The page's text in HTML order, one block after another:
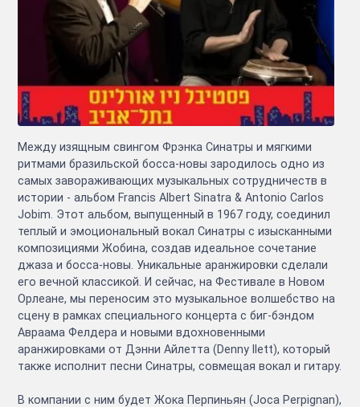
Между изящным свингом Фрэнка Синатры и мягкими
ритмами бразильской босса-новы зародилось одно из
самых завораживающих музыкальных сотрудничеств в
истории - альбом Francis Albert Sinatra & Antonio Carlos
Jobim. Этот альбом, выпущенный в 1967 году, соединил
теплый и эмоциональный вокал Синатры с изысканными
композициями Жобина, создав идеальное сочетание
джаза и босса-новы. Уникальные аранжировки сделали
его вечной классикой. И сейчас, на Фестивале в Новом
Орлеане, мы переносим это музыкальное волшебство на
сцену в рамках специального концерта с биг-бэндом
Авраама Фелдера и новыми вдохновенными
аранжировками от Дэнни Айлетта (Denny Ilett), который
также исполнит песни Синатры, совмещая вокал и гитару.
В компании с ним будет Жока Перпиньян (Joca Perpignan),